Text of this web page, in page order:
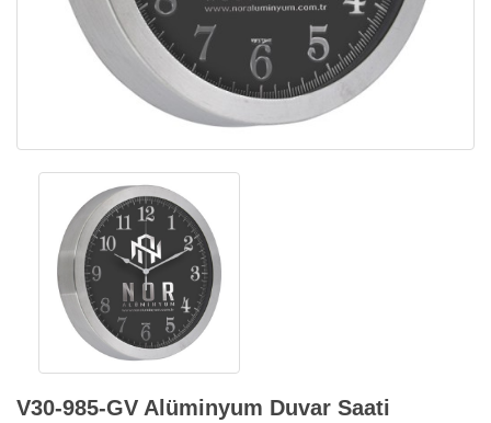
V30-985-GV Alüminyum Duvar Saati